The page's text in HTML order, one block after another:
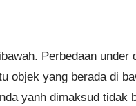
Perbedaan under
objek yang berada di
yanh dimaksud tidak